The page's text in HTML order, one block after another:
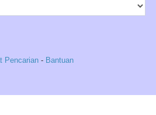
Pencarian - Bantuan